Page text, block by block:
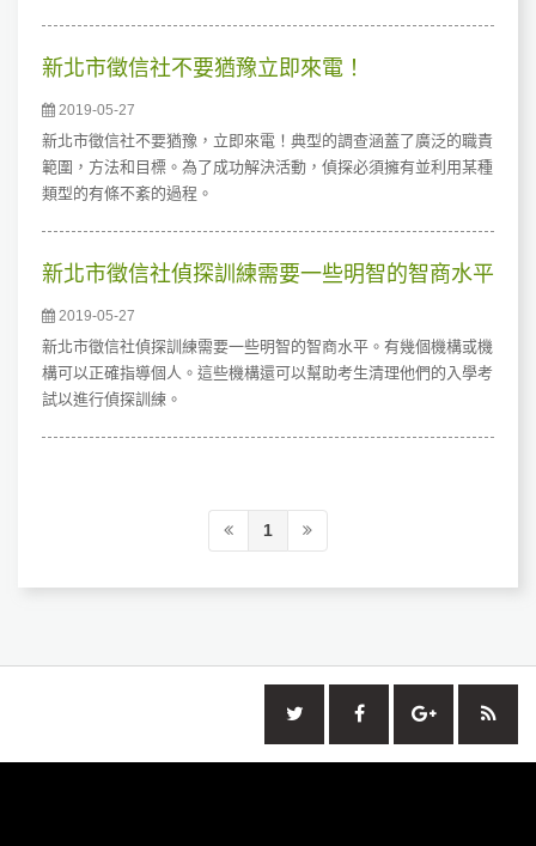
新北市徵信社不要猶豫立即來電！
2019-05-27
新北市徵信社不要猶豫，立即來電！典型的調查涵蓋了廣泛的職責
範圍，方法和目標。為了成功解決活動，偵探必須擁有並利用某種
類型的有條不紊的過程。
新北市徵信社偵探訓練需要一些明智的智商水平
2019-05-27
新北市徵信社偵探訓練需要一些明智的智商水平。有幾個機構或機
構可以正確指導個人。這些機構還可以幫助考生清理他們的入學考
試以進行偵探訓練。
1